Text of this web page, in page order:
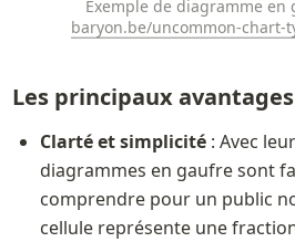
baryon.be/uncommon-chart-
Les principaux avantages
Clarté et simplicité : Avec
diagrammes en gaufre sont
comprendre pour un public
cellule représente une